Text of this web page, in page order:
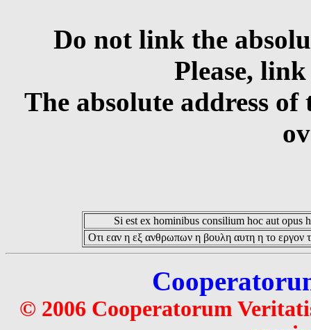
Do not link the
Please,
The absolute address
Si est ex hominibus consilium hoc aut opus
Οτι εαν η εξ ανθρωπων η βουλη αυτη η το εργον
© 2006 Cooperatorum